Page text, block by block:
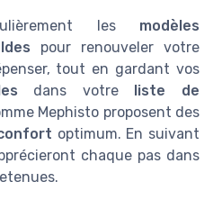
les modèles
pour renouveler votre
tout en gardant vos
dans votre liste de
Mephisto proposent des
optimum. En suivant
chaque pas dans